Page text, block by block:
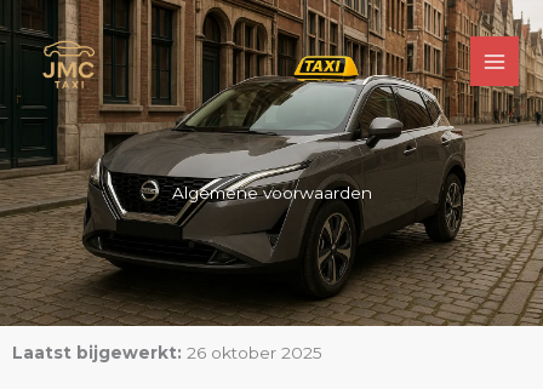
naar
inhoud
Algemene voorwaarden
Laatst bijgewerkt: 26 oktober 2025